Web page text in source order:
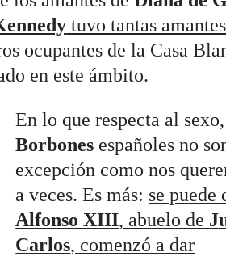
tuvo tantas
ocupantes de la Casa
en este ámbito.
En lo que respecta al
Borbones españoles no
excepción como nos
a veces. Es más: se puede
Alfonso XIII, abuelo de
Carlos, comenzó a dar